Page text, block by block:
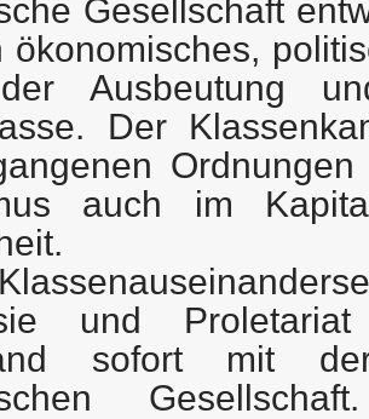
Gesellschaft
ökonomisches,
Ausbeutung
Der
auch im
und
sofort mit